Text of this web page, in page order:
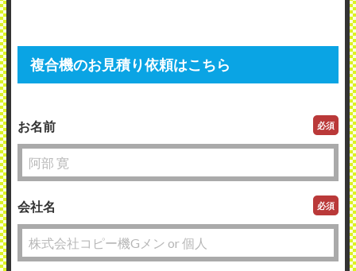
複合機のお見積り依頼はこちら
お名前 必須
会社名 必須